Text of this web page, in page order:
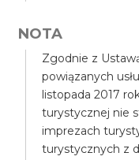
NOTA
Zgodnie z
powiązanych
listopada 2017
turystycznej nie
imprezach
turystycznych z